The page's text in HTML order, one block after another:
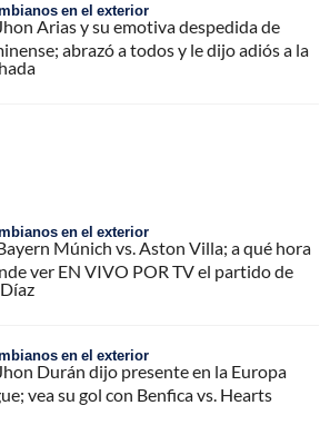
en el exterior
Arias y su emotiva despedida de
abrazó a todos y le dijo adiós a la
en el exterior
Múnich vs. Aston Villa; a qué hora
ver EN VIVO POR TV el partido de
en el exterior
Durán dijo presente en la Europa
vea su gol con Benfica vs. Hearts